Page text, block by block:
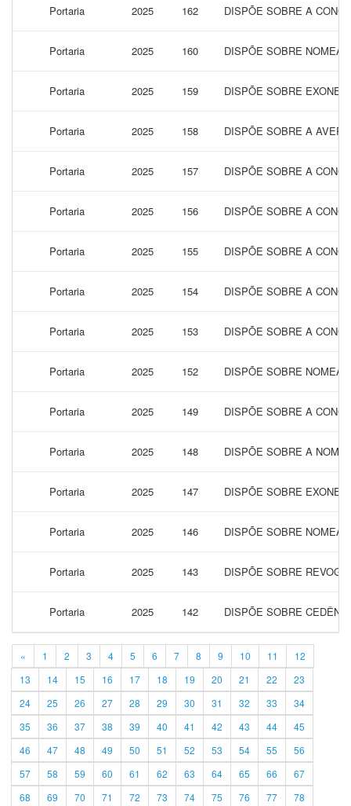
Portaria 2025 162 DISPÕE SOBRE A
Portaria 2025 160 DISPÕE SOBRE
Portaria 2025 159 DISPÕE SOBRE
Portaria 2025 158 DISPÕE SOBRE A
Portaria 2025 157 DISPÕE SOBRE A
Portaria 2025 156 DISPÕE SOBRE A
Portaria 2025 155 DISPÕE SOBRE A
Portaria 2025 154 DISPÕE SOBRE A
Portaria 2025 153 DISPÕE SOBRE A
Portaria 2025 152 DISPÕE SOBRE
Portaria 2025 149 DISPÕE SOBRE A
Portaria 2025 148 DISPÕE SOBRE A
Portaria 2025 147 DISPÕE SOBRE
Portaria 2025 146 DISPÕE SOBRE
Portaria 2025 143 DISPÕE SOBRE
Portaria 2025 142 DISPÕE SOBRE
« 1 2 3 4 5 6 7 8 9 10 11
12
13
14 15 16 17 18 19 20 21 22
23
24
25 26 27 28 29 30 31 32 33
34
35
36 37 38 39 40 41 42 43 44
45
46
47 48 49 50 51 52 53 54 55
56
57
58 59 60 61 62 63 64 65 66
67
68
69 70 71 72 73 74 75 76 77 78